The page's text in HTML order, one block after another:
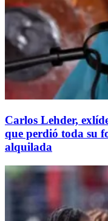
Carlos Lehder,
que perdió toda su
alquilada